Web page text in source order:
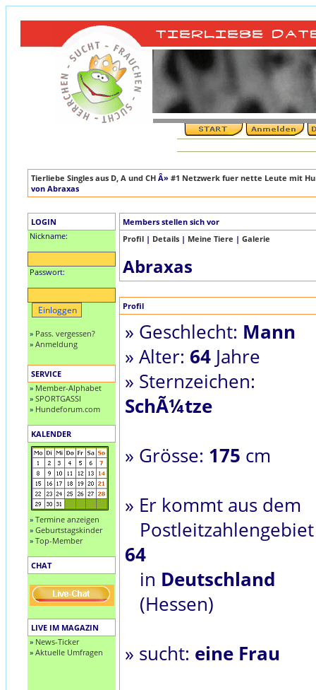
Tierliebe Singles aus D, A und CH Â» #1 Netzwerk fuer nette Leute mit
von Abraxas
LOGIN
Nickname:
Passwort:
» Pass. vergessen?
» Anmeldung
SERVICE
» Member-Alphabet
» SPORTGASSI
» Hundeforum.com
KALENDER
» Termine anzeigen
» Geburtstagskinder
» Top-Member
CHAT
LIVE IM MAGAZIN
» News-Ticker
» Aktuelle Umfragen
Members stellen sich vor
Profil | Details | Meine Tiere | Galerie
Abraxas
Profil
» Geschlecht: Mann
» Alter: 64 Jahre
» Sternzeichen:
SchÃ¼tze
» Grösse: 175 cm
» Er kommt aus dem
Postleitzahlengebiet
64
in Deutschland
(Hessen)
» sucht: eine Frau